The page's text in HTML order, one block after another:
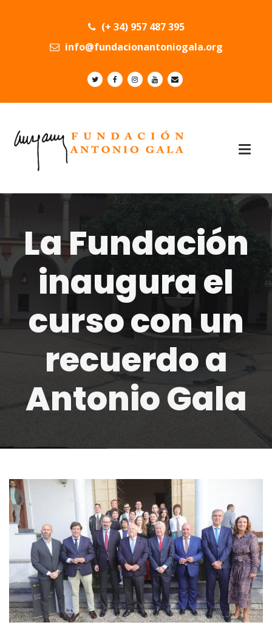
(+ 34) 957 487 395
info@fundacionantoniogala.org
La Fundación
inaugura el
curso con un
recuerdo a
Antonio Gala